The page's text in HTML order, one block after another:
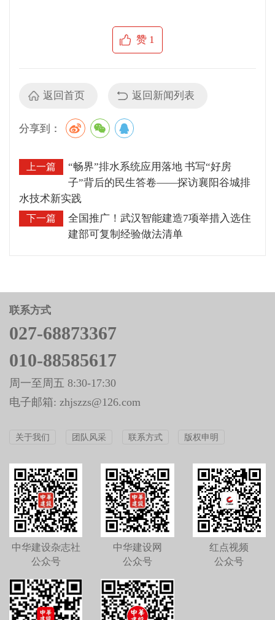
赞 1
返回首页 返回新闻列表
分享到：
上一篇
“畅界”排水系统应用落地 书写“好房
子”背后的民生答卷——探访襄阳谷城排
水技术新实践
下一篇
全国推广！武汉智能建造7项举措入选住
建部可复制经验做法清单
联系方式
027-68873367
010-88585617
周一至周五 8:30-17:30
电子邮箱: zhjszzs@126.com
关于我们 团队风采 联系方式 版权申明
中华建设杂志社
公众号
中华建设网
公众号
红点视频
公众号